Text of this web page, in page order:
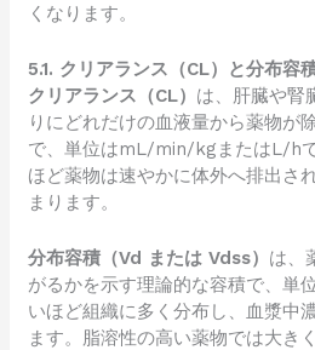
くなります。
5.1. クリアランス（CL）と分布容
クリアランス（CL） は、肝臓や腎
りにどれだけの血液量から薬物が
で、単位はmL/min/kgまたはL/h
ほど薬物は速やかに体外へ排出さ
まります。
分布容積（Vd または Vdss） は、
がるかを示す理論的な容積で、単
いほど組織に多く分布し、血漿中
ます。脂溶性の高い薬物では大き